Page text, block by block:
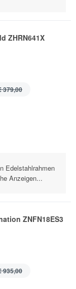
ZHRN641X
379,00
Edelstahlrahmen
Anzeigen...
ZNFN18ES3
935,00